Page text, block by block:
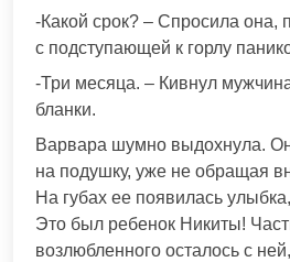
-Какой срок? – Спросила она,
с подступающей к горлу
-Три месяца. – Кивнул
бланки.
Варвара шумно выдохнула.
на подушку, уже не обращая
На губах ее появилась
Это был ребенок Никиты!
возлюбленного осталось с